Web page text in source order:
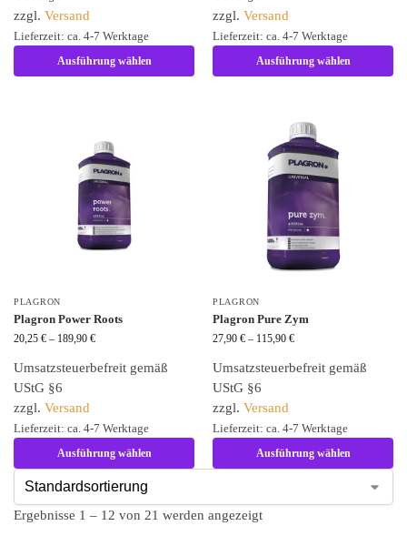
zzgl. Versand
Lieferzeit: ca. 4-7 Werktage
Ausführung wählen
zzgl. Versand
Lieferzeit: ca. 4-7 Werktage
Ausführung wählen
PLAGRON
Plagron Power Roots
20,25 € – 189,90 €
Umsatzsteuerbefreit gemäß
UStG §6
zzgl. Versand
Lieferzeit: ca. 4-7 Werktage
Ausführung wählen
PLAGRON
Plagron Pure Zym
27,90 € – 115,90 €
Umsatzsteuerbefreit gemäß
UStG §6
zzgl. Versand
Lieferzeit: ca. 4-7 Werktage
Ausführung wählen
Ergebnisse 1 – 12 von 21 werden angezeigt